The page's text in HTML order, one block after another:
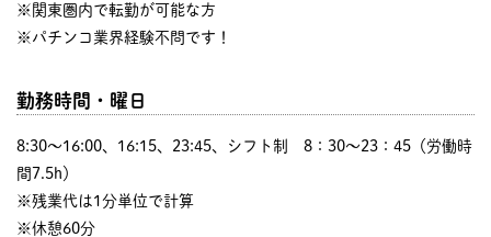
※関東圏内で転勤が可能な方
※パチンコ業界経験不問です！
勤務時間・曜日
8:30〜16:00、16:15、23:45、シフト制 8：30～23：45（労働時
間7.5h）
※残業代は1分単位で計算
※休憩60分